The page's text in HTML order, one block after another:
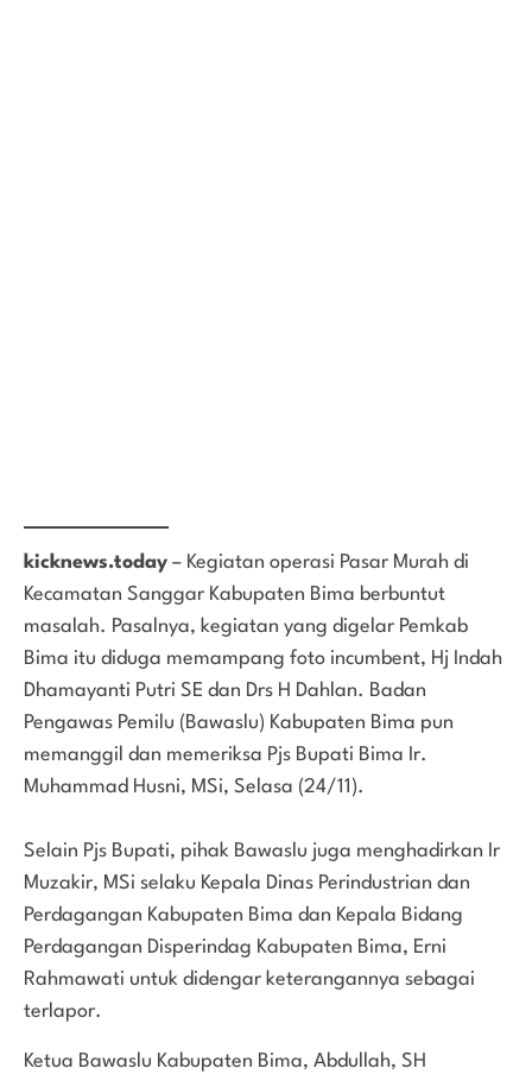
kicknews.today – Kegiatan operasi Pasar Murah di
Kecamatan Sanggar Kabupaten Bima berbuntut
masalah. Pasalnya, kegiatan yang digelar Pemkab
Bima itu diduga memampang foto incumbent, Hj Indah
Dhamayanti Putri SE dan Drs H Dahlan. Badan
Pengawas Pemilu (Bawaslu) Kabupaten Bima pun
memanggil dan memeriksa Pjs Bupati Bima Ir.
Muhammad Husni, MSi, Selasa (24/11).
Selain Pjs Bupati, pihak Bawaslu juga menghadirkan Ir
Muzakir, MSi selaku Kepala Dinas Perindustrian dan
Perdagangan Kabupaten Bima dan Kepala Bidang
Perdagangan Disperindag Kabupaten Bima, Erni
Rahmawati untuk didengar keterangannya sebagai
terlapor.
Ketua Bawaslu Kabupaten Bima, Abdullah, SH